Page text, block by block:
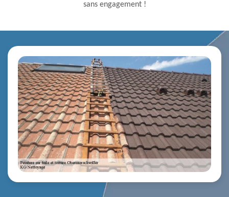
sans engagement !